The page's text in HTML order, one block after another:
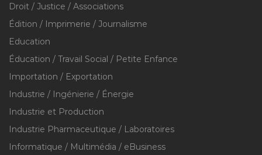
Droit / Justice / Associations
Édition / Imprimerie / Journalisme
Education
Éducation / Travail Social / Petite Enfance
Importation / Exportation
Industrie / Ingénierie / Énergie
Industrie et Production
Industrie Pharmaceutique / Laboratoires
Informatique / Multimédia / eBusiness